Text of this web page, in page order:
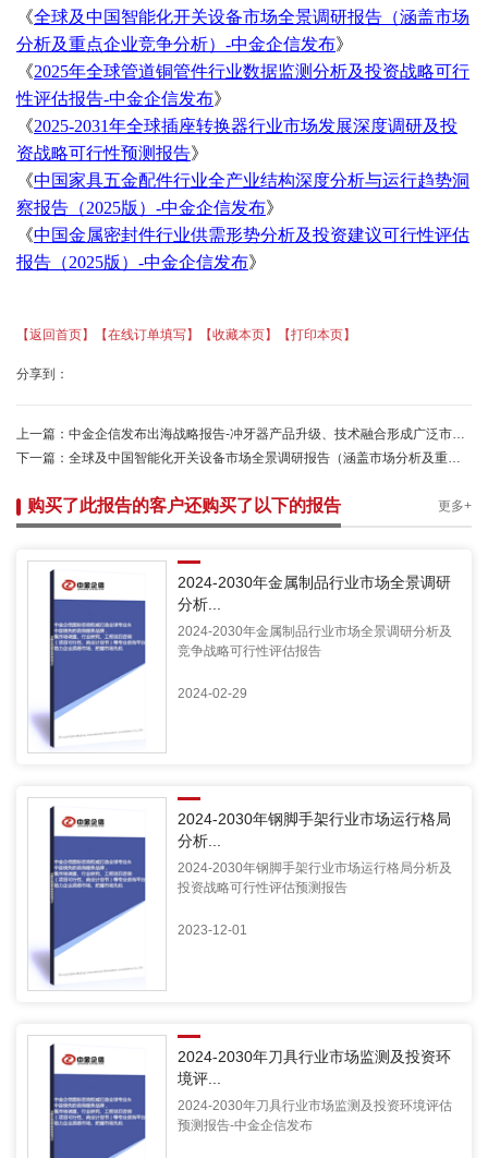
《全球及中国智能化开关设备市场全景调研报告（涵盖市场
分析及重点企业竞争分析） -中金企信发布》
《2025年全球管道铜管件行业数据监测分析及投资战略可行
性评估报告-中金企信发布》
《2025-2031年全球插座转换器行业市场发展深度调研及投
资战略可行性预测报告》
《中国家具五金配件行业全产业结构深度分析与运行趋势洞
察报告（2025版）-中金企信发布》
《中国金属密封件行业供需形势分析及投资建议可行性评估
报告（2025版）-中金企信发布》
【返回首页】 【在线订单填写】 【收藏本页】 【打印本页】
分享到：
上一篇： 中金企信发布出海战略报告-冲牙器产品升级、技术融合形成广泛市场需求基础
下一篇： 全球及中国智能化开关设备市场全景调研报告（涵盖市场分析及重点企业竞争分析）-中金企信发布
购买了此报告的客户还购买了以下的报告 更多+
2024-2030年金属制品行业市场全景调研
分析...
2024-2030年金属制品行业市场全景调研分析及
竞争战略可行性评估报告
2024-02-29
2024-2030年钢脚手架行业市场运行格局
分析...
2024-2030年钢脚手架行业市场运行格局分析及
投资战略可行性评估预测报告
2023-12-01
2024-2030年刀具行业市场监测及投资环
境评...
2024-2030年刀具行业市场监测及投资环境评估
预测报告-中金企信发布